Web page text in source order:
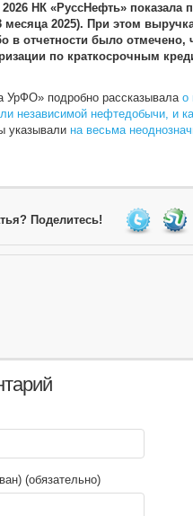
2026 НК «РуссНефть»
месяца 2025). При этом
в отчетности было отмечено,
по краткосрочным
УрФО» подробно рассказывала о
независимой нефтедобычи, и
указывали на весьма
Поделитесь!
(обязательно)